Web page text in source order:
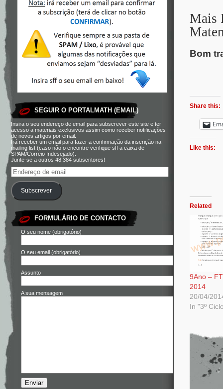
SEGUIR O PORTALMATH (EMAIL)
Insira o seu endereço de email para subscrever este site e ter
acesso a materiais exclusivos assim como receber notificações
de novos artigos por email.
Irá receber um email para fazer a confirmação da inscrição na
mailing list (caso não o encontre verifique sff a caixa de
SPAM/Correio Indesejado).
Junte-se a outros 48.384 subscritores!
Subscrever
FORMULÁRIO DE CONTACTO
O seu nome (obrigatório)
O seu email (obrigatório)
Assunto
A sua mensagem
Mais
Bom
Share this:
Like this:
Related
9Ano –
2014
20/04/
In "3º